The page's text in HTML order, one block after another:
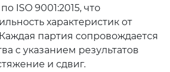
ISO 9001:2015, что
характеристик от
партия сопровождается
с указанием результатов
и сдвиг.